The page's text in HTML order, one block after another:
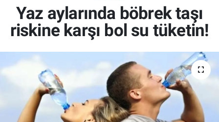
Yaz aylarında böbrek taşı
riskine karşı bol su tüketin!
Yaşam
Kültür & Sanat
Bilim-Teknoloji
Köşe Yazıları
Süper Lig Puan Durumu ve Fikstür
Tüm Manşetler
Son Dakika Haberleri
Haber Arşivi